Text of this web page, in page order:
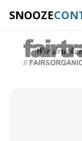
SNOOZE